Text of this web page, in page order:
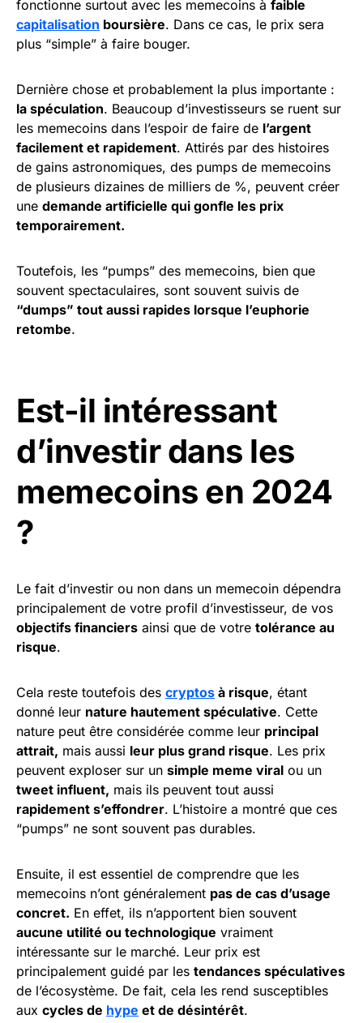
fonctionne surtout avec les memecoins à faible
capitalisation boursière. Dans ce cas, le prix sera
plus “simple” à faire bouger.
Dernière chose et probablement la plus importante :
la spéculation. Beaucoup d’investisseurs se ruent sur
les memecoins dans l’espoir de faire de l’argent
facilement et rapidement. Attirés par des histoires
de gains astronomiques, des pumps de memecoins
de plusieurs dizaines de milliers de %, peuvent créer
une demande artificielle qui gonfle les prix
temporairement.
Toutefois, les “pumps” des memecoins, bien que
souvent spectaculaires, sont souvent suivis de
“dumps” tout aussi rapides lorsque l’euphorie
retombe.
Est-il intéressant
d’investir dans les
memecoins en 2024
?
Le fait d’investir ou non dans un memecoin dépendra
principalement de votre profil d’investisseur, de vos
objectifs financiers ainsi que de votre tolérance au
risque.
Cela reste toutefois des cryptos à risque, étant
donné leur nature hautement spéculative. Cette
nature peut être considérée comme leur principal
attrait, mais aussi leur plus grand risque. Les prix
peuvent exploser sur un simple meme viral ou un
tweet influent, mais ils peuvent tout aussi
rapidement s’effondrer. L’histoire a montré que ces
“pumps” ne sont souvent pas durables.
Ensuite, il est essentiel de comprendre que les
memecoins n’ont généralement pas de cas d’usage
concret. En effet, ils n’apportent bien souvent
aucune utilité ou technologique vraiment
intéressante sur le marché. Leur prix est
principalement guidé par les tendances spéculatives
de l’écosystème. De fait, cela les rend susceptibles
aux cycles de hype et de désintérêt.